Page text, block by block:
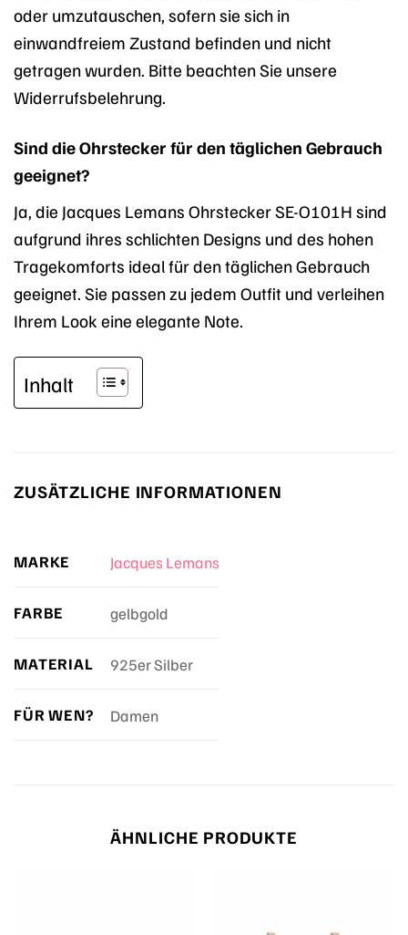
oder umzutauschen, sofern sie sich in
einwandfreiem Zustand befinden und nicht
getragen wurden. Bitte beachten Sie unsere
Widerrufsbelehrung.
Sind die Ohrstecker für den täglichen Gebrauch
geeignet?
Ja, die Jacques Lemans Ohrstecker SE-O101H sind
aufgrund ihres schlichten Designs und des hohen
Tragekomforts ideal für den täglichen Gebrauch
geeignet. Sie passen zu jedem Outfit und verleihen
Ihrem Look eine elegante Note.
Inhalt
ZUSÄTZLICHE INFORMATIONEN
MARKE Jacques Lemans
FARBE gelbgold
MATERIAL 925er Silber
FÜR WEN? Damen
ÄHNLICHE PRODUKTE